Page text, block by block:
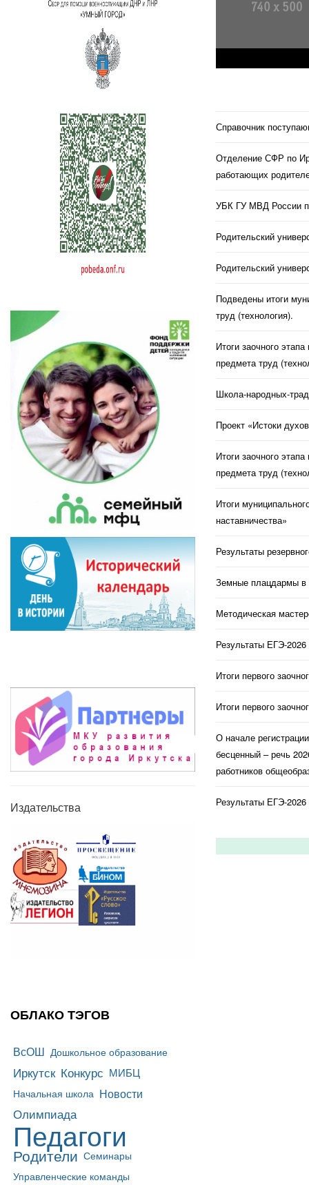
Издательства
ОБЛАКО ТЭГОВ
ВсОШ Дошкольное образование
Иркутск Конкурс МИБЦ
Начальная школа Новости
Олимпиада
Педагоги
Родители Семинары
Управленческие команды
Справочник
Отделение СФР по
работающих
УБК ГУ МВД России
Родительский
Родительский
Подведены итоги
труд (технология).
Итоги заочного
предмета труд
Школа-народных-
Проект «Истоки
Итоги заочного
предмета труд
Итоги
наставничества»
Результаты
Земные плацдармы в
Методическая
Результаты ЕГЭ-
Итоги первого
Итоги первого
О начале
бесценный – речь
работников
Результаты ЕГЭ-